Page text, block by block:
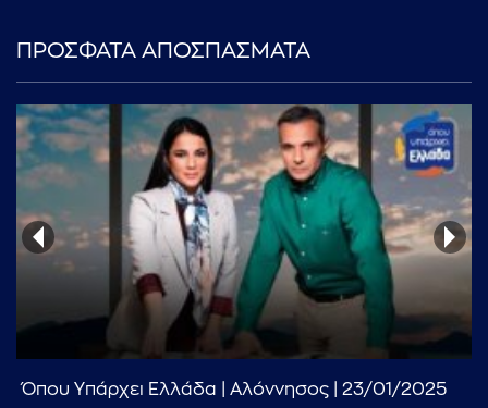
ΠΡΟΣΦΑΤΑ ΑΠΟΣΠΑΣΜΑΤΑ
Όπου Υπάρχει Ελλάδα | Αλόννησος | 23/01/2025